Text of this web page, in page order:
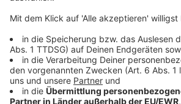
anbieten.
Anzeige
Schutz der sensiblen